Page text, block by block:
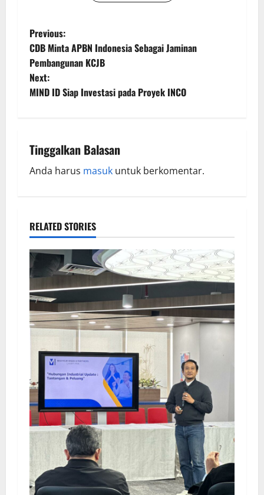
Previous:
CDB Minta APBN Indonesia Sebagai Jaminan
Pembangunan KCJB
Next:
MIND ID Siap Investasi pada Proyek INCO
Tinggalkan Balasan
Anda harus masuk untuk berkomentar.
RELATED STORIES